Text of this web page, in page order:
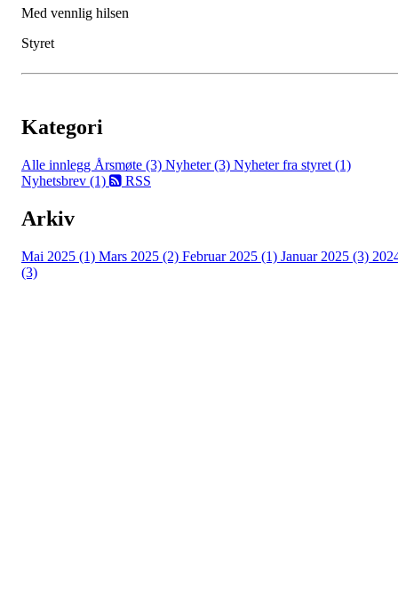
Med vennlig hilsen
Styret
Kategori
Alle innlegg Årsmøte (3) Nyheter (3) Nyheter fra styret (1)
Nyhetsbrev (1)
RSS
Arkiv
Mai 2025 (1) Mars 2025 (2) Februar 2025 (1) Januar 2025 (3)
(3)